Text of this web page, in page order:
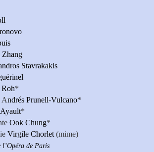
Zhang
Stavrakakis
*
Andrés Prunell-Vulcano*
*
Ook Chung*
Virgile Chorlet (mime)
l’Opéra de Paris